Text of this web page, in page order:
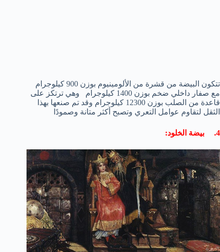
تتكون البيضة من قشرة من الألومينيوم بوزن 900 كيلوجرام
مع صفار داخلي ضخم بوزن 1400 كيلوجرام وهي ترتكز على
قاعدة من الصلب بوزن 12300 كيلوجرام وقد تم صنعها بهذا
الثقل لتقاوم عوامل التعري وتصبح أكثر متانة وصمودًا
4. بيضة الخلود: